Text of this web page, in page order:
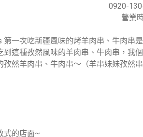
0920-
營業
第一次吃新疆風味的烤羊肉串、牛肉串
到這種孜然風味的羊肉串、牛肉串，我
孜然羊肉串、牛肉串～（羊串妹妹孜然
式的店面~